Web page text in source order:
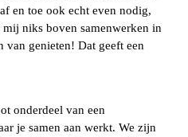
en toe ook echt even nodig,
niks boven samenwerken in
van genieten! Dat geeft een
onderdeel van een
je samen aan werkt. We zijn